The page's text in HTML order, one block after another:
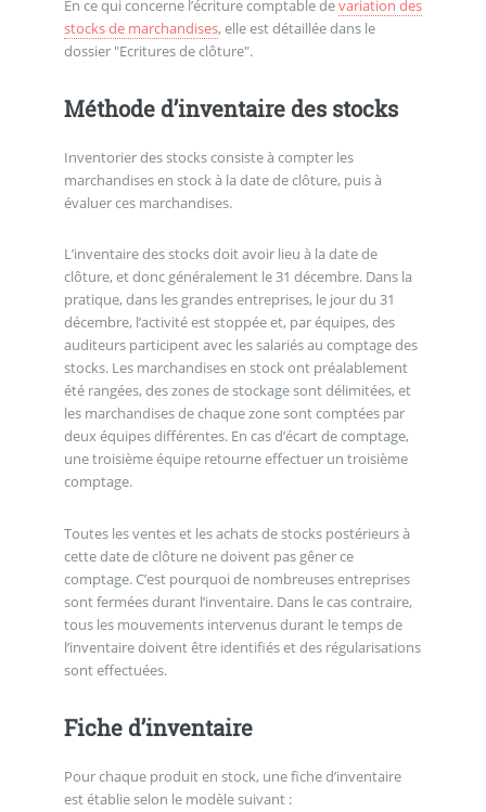
En ce qui concerne l’écriture comptable devariation des
stocks de marchandises, elle est détaillée dans le
dossier "Ecritures de clôture".
Méthode d’inventaire des stocks
Inventorier des stocks consiste à compter les
marchandises en stock à la date de clôture, puis à
évaluer ces marchandises.
L’inventaire des stocks doit avoir lieu à la date de
clôture, et donc généralement le 31 décembre. Dans la
pratique, dans les grandes entreprises, le jour du 31
décembre, l’activité est stoppée et, par équipes, des
auditeurs participent avec les salariés au comptage des
stocks. Les marchandises en stock ont préalablement
été rangées, des zones de stockage sont délimitées, et
les marchandises de chaque zone sont comptées par
deux équipes différentes. En cas d’écart de comptage,
une troisième équipe retourne effectuer un troisième
comptage.
Toutes les ventes et les achats de stocks postérieurs à
cette date de clôture ne doivent pas gêner ce
comptage. C’est pourquoi de nombreuses entreprises
sont fermées durant l’inventaire. Dans le cas contraire,
tous les mouvements intervenus durant le temps de
l’inventaire doivent être identifiés et des régularisations
sont effectuées.
Fiche d’inventaire
Pour chaque produit en stock, une fiche d’inventaire
est établie selon le modèle suivant :